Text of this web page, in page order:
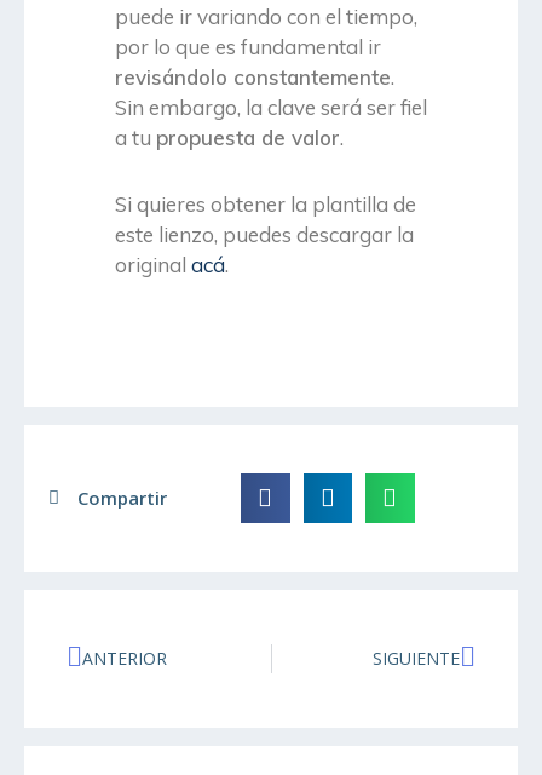
puede ir variando con el tiempo,
por lo que es fundamental ir
revisándolo constantemente.
Sin embargo, la clave será ser fiel
a tu propuesta de valor.
Si quieres obtener la plantilla de
este lienzo, puedes descargar la
original acá.
Compartir
ANTERIOR SIGUIENTE